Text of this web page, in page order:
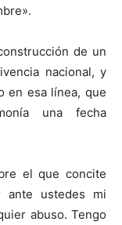
de un
nacional, y
en esa línea, que
una fecha
el que concite
ante ustedes mi
abuso. Tengo